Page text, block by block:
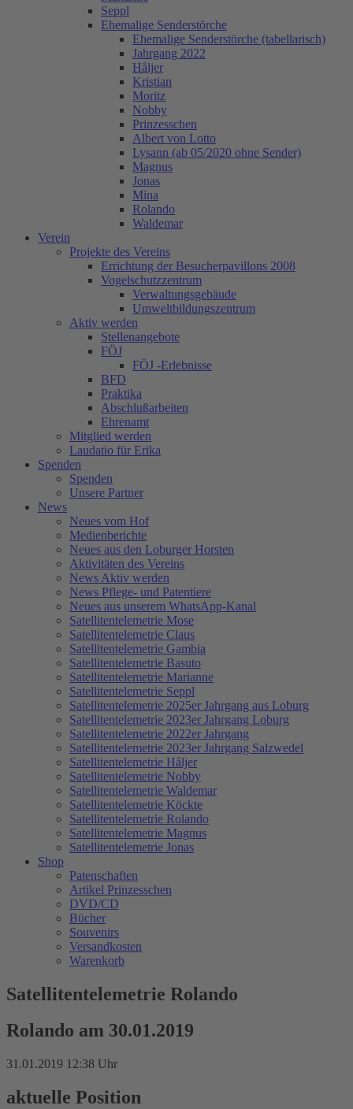
Seppl
Ehemalige Senderstörche
Ehemalige Senderstörche (tabellarisch)
Jahrgang 2022
Håljer
Kristian
Moritz
Nobby
Prinzesschen
Albert von Lotto
Lysann (ab 05/2020 ohne Sender)
Magnus
Jonas
Mina
Rolando
Waldemar
Verein
Projekte des Vereins
Errichtung der Besucherpavillons 2008
Vogelschutzzentrum
Verwaltungsgebäude
Umweltbildungszentrum
Aktiv werden
Stellenangebote
FÖJ
FÖJ -Erlebnisse
BFD
Praktika
Abschlußarbeiten
Ehrenamt
Mitglied werden
Laudatio für Erika
Spenden
Spenden
Unsere Partner
News
Neues vom Hof
Medienberichte
Neues aus den Loburger Horsten
Aktivitäten des Vereins
News Aktiv werden
News Pflege- und Patentiere
Neues aus unserem WhatsApp-Kanal
Satellitentelemetrie Mose
Satellitentelemetrie Claus
Satellitentelemetrie Gambia
Satellitentelemetrie Basuto
Satellitentelemetrie Marianne
Satellitentelemetrie Seppl
Satellitentelemetrie 2025er Jahrgang aus Loburg
Satellitentelemetrie 2023er Jahrgang Loburg
Satellitentelemetrie 2022er Jahrgang
Satellitentelemetrie 2023er Jahrgang Salzwedel
Satellitentelemetrie Håljer
Satellitentelemetrie Nobby
Satellitentelemetrie Waldemar
Satellitentelemetrie Köckte
Satellitentelemetrie Rolando
Satellitentelemetrie Magnus
Satellitentelemetrie Jonas
Shop
Patenschaften
Artikel Prinzesschen
DVD/CD
Bücher
Souvenirs
Versandkosten
Warenkorb
Satellitentelemetrie Rolando
Rolando am 30.01.2019
31.01.2019 12:38 Uhr
aktuelle Position